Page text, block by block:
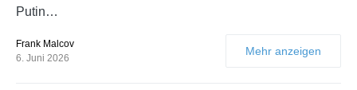
Putin…
Frank Malcov
6. Juni 2026
Mehr anzeigen